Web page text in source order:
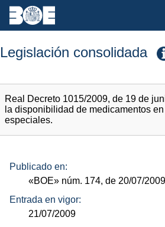
Legislación consolidada
Real Decreto 1015/2009, de 19 de
la disponibilidad de medicamentos
especiales.
Publicado en:
«BOE» núm. 174, de 20/07/
Entrada en vigor:
21/07/2009